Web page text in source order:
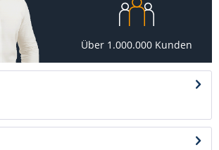
Über 1.000.000 Kunden